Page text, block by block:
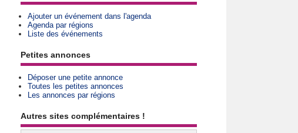
Ajouter un événement dans l'agenda
Agenda par régions
Liste des événements
Petites annonces
Déposer une petite annonce
Toutes les petites annonces
Les annonces par régions
Autres sites complémentaires !